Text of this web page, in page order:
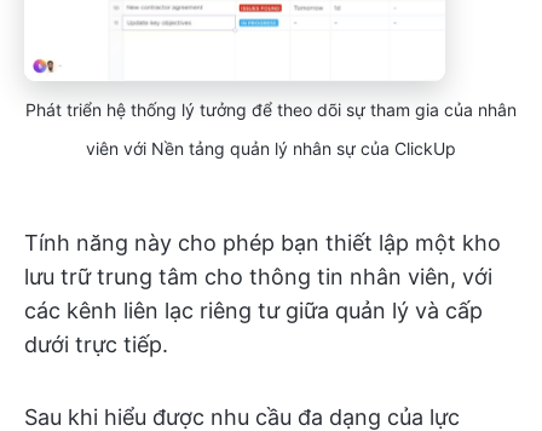
Phát triển hệ thống lý tưởng để theo dõi sự tham gia của nhân
viên với Nền tảng quản lý nhân sự của ClickUp
Tính năng này cho phép bạn thiết lập một kho
lưu trữ trung tâm cho thông tin nhân viên, với
các kênh liên lạc riêng tư giữa quản lý và cấp
dưới trực tiếp.
Sau khi hiểu được nhu cầu đa dạng của lực